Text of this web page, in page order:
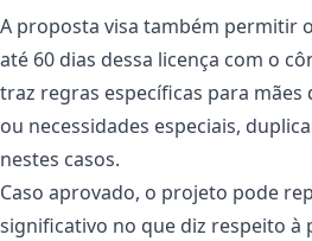
A proposta visa também permitir
até 60 dias dessa licença com o
traz regras específicas para
ou necessidades especiais,
nestes casos.
Caso aprovado, o projeto pode
significativo no que diz respeito à